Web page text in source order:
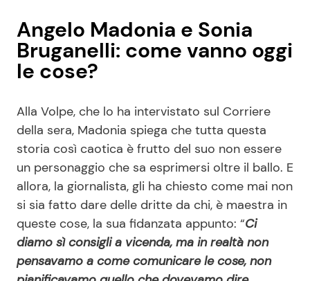
Angelo Madonia e Sonia
Bruganelli: come vanno oggi
le cose?
Alla Volpe, che lo ha intervistato sul Corriere
della sera, Madonia spiega che tutta questa
storia così caotica è frutto del suo non essere
un personaggio che sa esprimersi oltre il ballo. E
allora, la giornalista, gli ha chiesto come mai non
si sia fatto dare delle dritte da chi, è maestra in
queste cose, la sua fidanzata appunto: “Ci
diamo sì consigli a vicenda, ma in realtà non
pensavamo a come comunicare le cose, non